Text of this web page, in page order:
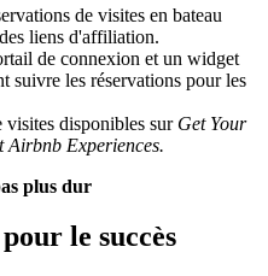
de visites en bateau
liens d'affiliation.
de connexion et un widget
suivre les réservations pour les
visites disponibles sur Get Your
Airbnb Experiences.
plus dur
le succès